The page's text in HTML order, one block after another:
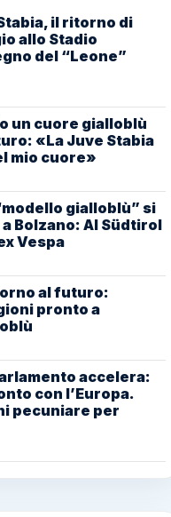
il ritorno di
allo Stadio
del “Leone”
un cuore gialloblù
«La Juve Stabia
mio cuore»
gialloblù” si
Bolzano: Al Südtirol
Vespa
al futuro:
pronto a
accelera:
con l’Europa.
pecuniare per